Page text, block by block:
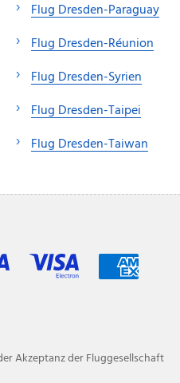
Flug Dresden-Paraguay
Flug Dresden-Réunion
Flug Dresden-Syrien
Flug Dresden-Taipei
Flug Dresden-Taiwan